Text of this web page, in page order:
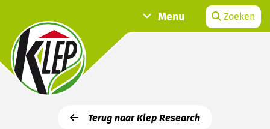
Menu Zoeken
Terug naar Klep Research